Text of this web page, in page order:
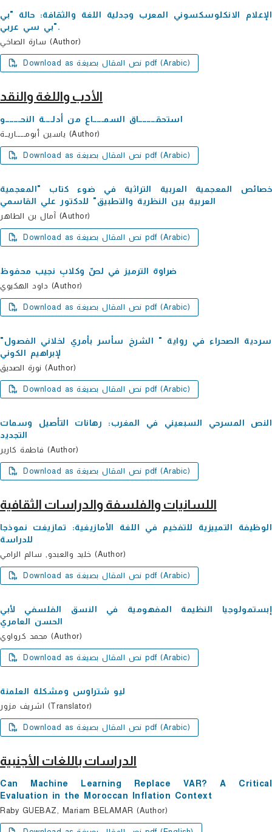
الإعلام الانكلوسكسوني المعرب وجدلیة اللغة والثقافة: حالة "بي
بي سي عربي".
سارة الصاخي (Author)
Download as نص المقال بصيغة pdf (Arabic)
الأدب واللغة والنقد
استحقــــــــاق السمـــــاع من أدلــــة النحـــــــو
یاسین أبومــــــاریــة (Author)
Download as نص المقال بصيغة pdf (Arabic)
خصائص المعجمیة العربیة التراثیة في ضوء كتاب "المعجمیة
العربیة بین النظریة والتطبیق" للدكتور علي القاسمي
آمال بن الطاھر (Author)
Download as نص المقال بصيغة pdf (Arabic)
ضراوة الترمیز في لصِّ وكلابِ نجیب محفوظ
داود الھكیوي (Author)
Download as نص المقال بصيغة pdf (Arabic)
سردیة الصحراء في روایة " الشرخ سأسر بأمري لخلاني الفصول"
لإبراھیم الكوني
نورة الصدیق (Author)
Download as نص المقال بصيغة pdf (Arabic)
النص المسرحي السبعيني في المغرب: رهانات التأصيل وسمات
التجديد
فاطمة كارير (Author)
Download as نص المقال بصيغة pdf (Arabic)
اللسانيات والفلسفة والدراسات الثقافية
الوظیفة التمییزیة للتفخیم في اللغة الأمازیغیة: تمازیغت نموذجا
للدراسة
خلید والعبدو, سالم الرامي (Author)
Download as نص المقال بصيغة pdf (Arabic)
إبستمولوجیا النظیمة المفھومیة في النسق الفلسفي لأبي
الحسن العامري
محمد كرواوي (Author)
Download as نص المقال بصيغة pdf (Arabic)
لیو شتراوس ومشكلة العلمنة
اشریف مزور (Translator)
Download as نص المقال بصيغة pdf (Arabic)
الدراسات باللغات الأجنبية
Can Machine Learning Replace VAR? A Critical
Evaluation in the Moroccan Inflation Context
Raby GUEBAZ, Mariam BELAMAR (Author)